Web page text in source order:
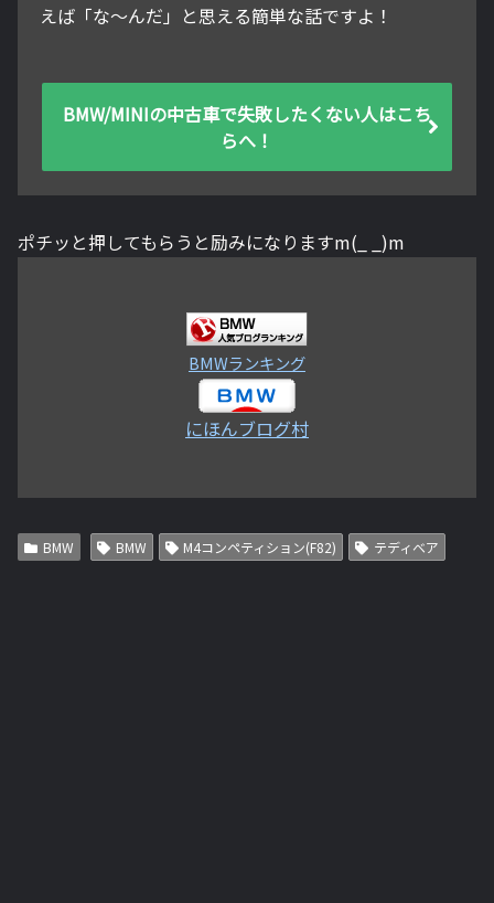
えば「な～んだ」と思える簡単な話ですよ！
BMW/MINIの中古車で失敗したくない人はこち
らへ！
ポチッと押してもらうと励みになりますm(_ _)m
BMWランキング
にほんブログ村
BMW BMW M4コンペティション(F82) テディベア